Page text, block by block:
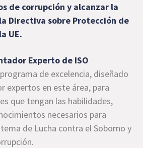
de corrupción y alcanzar la
Directiva sobre Protección de
UE.
Experto de ISO
de excelencia, diseñado
expertos en este área, para
que tengan las habilidades,
necesarios para
de Lucha contra el Soborno y